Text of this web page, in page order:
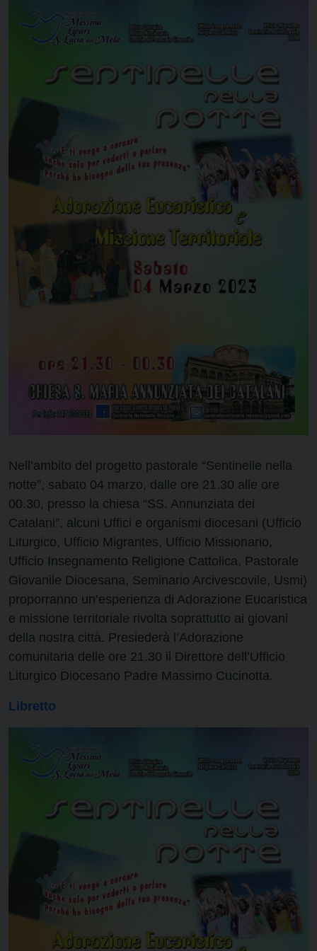
Nell’ambito del progetto pastorale “Sentinelle nella
notte”, sabato 04 marzo, dalle ore 21.30 alle ore
00.30, presso la chiesa “SS. Annunziata dei
Catalani”, alcuni Uffici e organismi diocesani (Ufficio
Liturgico, Ufficio Migrantes, Ufficio Missionario,
Ufficio Insegnamento Religione Cattolica, Pastorale
Giovanile Diocesana, Seminario Arcivescovile, Usmi)
proporranno un’esperienza di Adorazione Eucaristica
e missione territoriale rivolta soprattutto ai giovani
della nostra città. Presiederà l’Adorazione
comunitaria delle ore 21.30 il Direttore dell’Ufficio
Liturgico Diocesano Padre Massimo Cucinotta.
Libretto